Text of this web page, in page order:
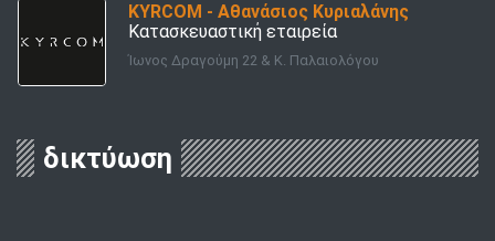
KYRCOM - Αθανάσιος Κυριαλάνης
Κατασκευαστική εταιρεία
Ίωνος Δραγούμη 22 & Κ. Παλαιολόγου
δικτύωση